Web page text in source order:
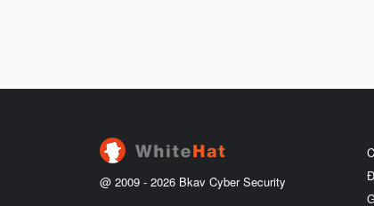
@ 2009 - 2026 Bkav Cyber Security